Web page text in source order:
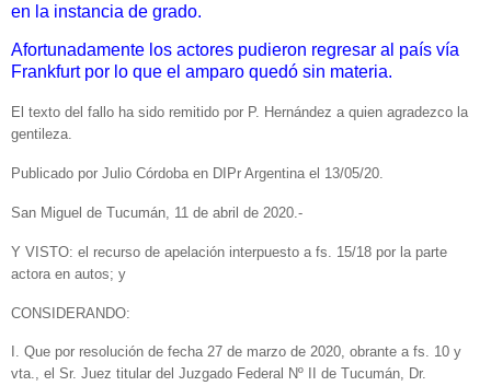
en la instancia de grado.
Afortunadamente los actores pudieron regresar al país vía
Frankfurt por lo que el amparo quedó sin materia.
El texto del fallo ha sido remitido por P. Hernández a quien agradezco la
gentileza.
Publicado por Julio Córdoba en DIPr Argentina el 13/05/20.
San Miguel de Tucumán, 11 de abril de 2020.-
Y VISTO: el recurso de apelación interpuesto a fs. 15/18 por la parte
actora en autos; y
CONSIDERANDO:
I. Que por resolución de fecha 27 de marzo de 2020, obrante a fs. 10 y
vta., el Sr. Juez titular del Juzgado Federal Nº II de Tucumán, Dr.